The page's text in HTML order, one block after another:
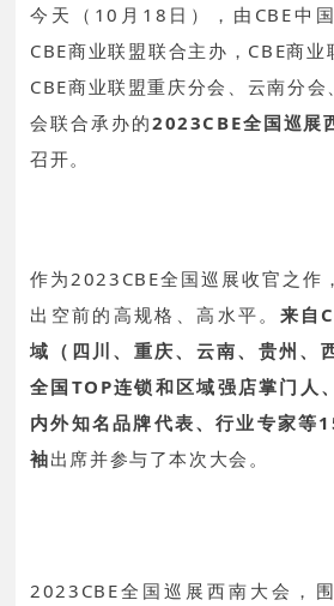
今天（10月18日），由CBE中
CBE商业联盟联合主办，CBE商业
CBE商业联盟重庆分会、云南分
会联合承办的2023CBE全国巡展
召开。
作为2023CBE全国巡展收官之作
出空前的高规格、高水平。 来自
域（四川、重庆、云南、贵州、
全国TOP连锁和区域强店掌门人
内外知名品牌代表、行业专家等
袖出席并参与了本次大会。
2023CBE全国巡展西南大会，